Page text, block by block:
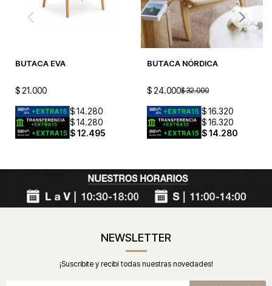
BUTACA EVA
$ 21.000
$14.280
$14.280
$12.495
BUTACA NÓRDICA
$ 24.000$ 32.000
$ 16.320
$ 16.320
$ 14.280
NEWSLETTER
¡Suscribite y recibí todas nuestras novedades!